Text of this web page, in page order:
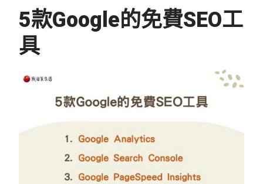
5款Google的免費SEO工
具